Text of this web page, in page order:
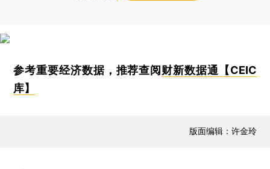
参考重要经济数据，推荐查阅财新数据通【CEIC
库】
版面编辑：许金玲